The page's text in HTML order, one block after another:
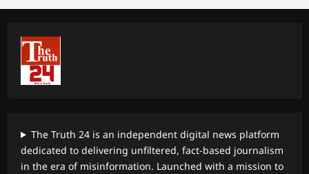
The Truth 24 is an independent digital news platform
dedicated to delivering unfiltered, fact-based journalism
in the era of misinformation. Launched with a mission to